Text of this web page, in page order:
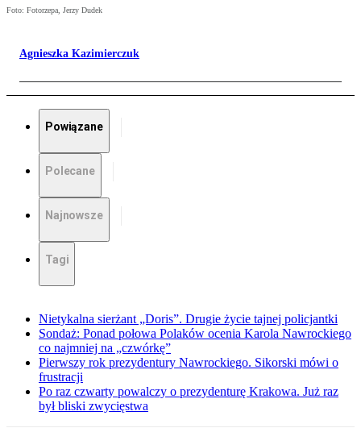
Foto: Fotorzepa, Jerzy Dudek
Agnieszka Kazimierczuk
Powiązane
Polecane
Najnowsze
Tagi
Nietykalna sierżant „Doris”. Drugie życie tajnej policjantki
Sondaż: Ponad połowa Polaków ocenia Karola Nawrockiego
co najmniej na „czwórkę”
Pierwszy rok prezydentury Nawrockiego. Sikorski mówi o
frustracji
Po raz czwarty powalczy o prezydenturę Krakowa. Już raz
był bliski zwycięstwa